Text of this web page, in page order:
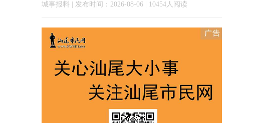
城事报料 | 发布时间：2026-08-06 | 10454人阅读